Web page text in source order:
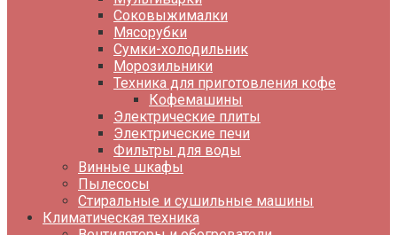
Соковыжималки
Мясорубки
Сумки-холодильник
Морозильники
Техника для приготовления кофе
Кофемашины
Электрические плиты
Электрические печи
Фильтры для воды
Винные шкафы
Пылесосы
Стиральные и сушильные машины
Климатическая техника